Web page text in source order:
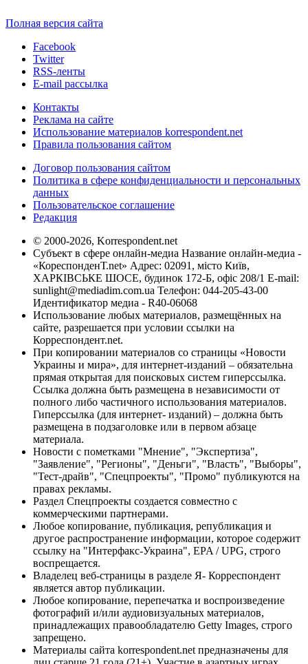
Полная версия сайта
Facebook
Twitter
RSS-ленты
E-mail рассылка
Контакты
Реклама на сайте
Использование материалов korrespondent.net
Правила пользования сайтом
Договор пользования сайтом
Политика в сфере конфиденциальности и персональных
данных
Пользовательское соглашение
Редакция
© 2000-2026, Korrespondent.net
Субъект в сфере онлайн-медиа Название онлайн-медиа -
«КореспонденТ.net» Адрес: 02091, місто Київ,
ХАРКІВСЬКЕ ШОСЕ, будинок 172-Б, офіс 208/1 E-mail:
sunlight@mediadim.com.ua Телефон: 044-205-43-00
Идентификатор медиа - R40-06068
Использование любых материалов, размещённых на
сайте, разрешается при условии ссылки на
Корреспондент.net.
При копировании материалов со страницы «Новости
Украины и мира», для интернет-изданий – обязательна
прямая открытая для поисковых систем гиперссылка.
Ссылка должна быть размещена в независимости от
полного либо частичного использования материалов.
Гиперссылка (для интернет- изданий) – должна быть
размещена в подзаголовке или в первом абзаце
материала.
Новости с пометками "Мнение", "Экспертиза",
"Заявление", "Регионы", "Деньги", "Власть", "Выборы",
"Тест-драйв", "Спецпроекты", "Промо" публикуются на
правах рекламы.
Раздел Спецпроекты создается совместно с
коммерческими партнерами.
Любое копирование, публикация, републикация и
другое распространение информации, которое содержит
ссылку на "Интерфакс-Украина", EPA / UPG, строго
воспрещается.
Владелец веб-страницы в разделе Я- Корреспондент
является автор публикации.
Любое копирование, перепечатка и воспроизведение
фотографий и/или аудиовизуальных материалов,
принадлежащих правообладателю Getty Images, строго
запрещено.
Материалы сайта korrespondent.net предназначены для